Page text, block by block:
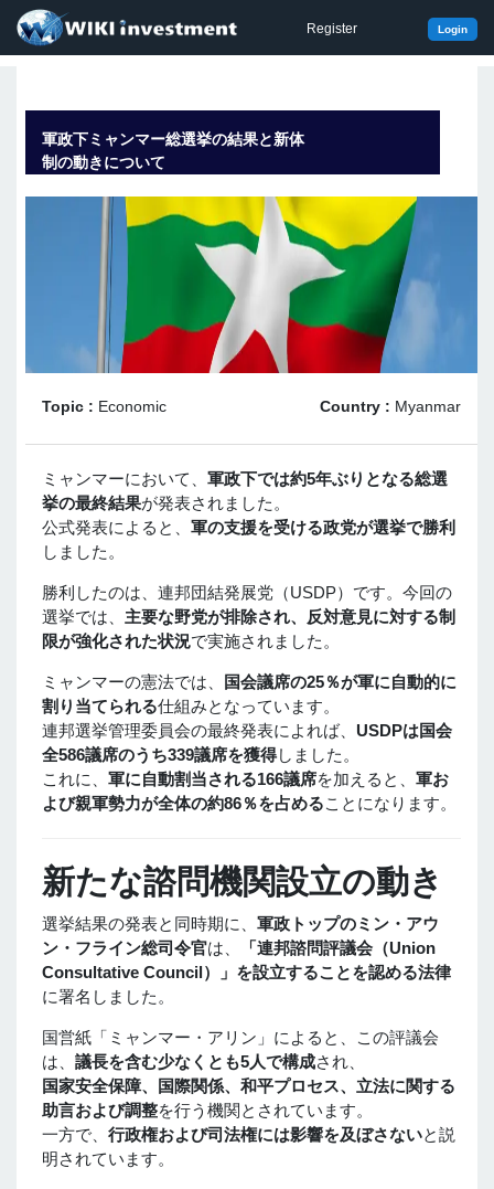
Register Login
軍政下ミャンマー総選挙の結果と新体
制の動きについて
Topic : Economic Country : Myanmar
ミャンマーにおいて、 軍政下では約5年ぶりとなる総選
挙の最終結果が発表されました。
公式発表によると、 軍の支援を受ける政党が選挙で勝利
しました。
勝利したのは、連邦団結発展党（USDP）です。今回の
選挙では、 主要な野党が排除され、反対意見に対する制
限が強化された状況で実施されました。
ミャンマーの憲法では、
国会議席の25％が軍に自動的に
割り当てられる仕組みとなっています。
連邦選挙管理委員会の最終発表によれば、 USDPは国会
全586議席のうち339議席を獲得しました。
これに、 軍に自動割当される166議席を加えると、 軍お
よび親軍勢力が全体の約86％を占めることになります。
新たな諮問機関設立の動き
選挙結果の発表と同時期に、 軍政トップのミン・アウ
ン・フライン総司令官は、
「連邦諮問評議会（Union
Consultative Council）」を設立することを認める法律
に署名しました。
国営紙「ミャンマー・アリン」によると、この評議会
は、 議長を含む少なくとも5人で構成され、
国家安全保障、国際関係、和平プロセス、立法に関する
助言および調整を行う機関とされています。
一方で、 行政権および司法権には影響を及ぼさないと説
明されています。